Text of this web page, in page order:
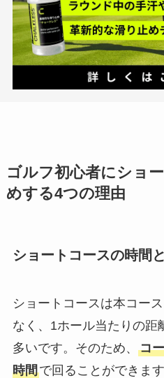
ゴルフ初心者にショ
めする4つの理由
ショートコースの時間
ショートコースは本コー
なく、1ホール当たりの距
多いです。そのため、 コ
時間で回ることができます